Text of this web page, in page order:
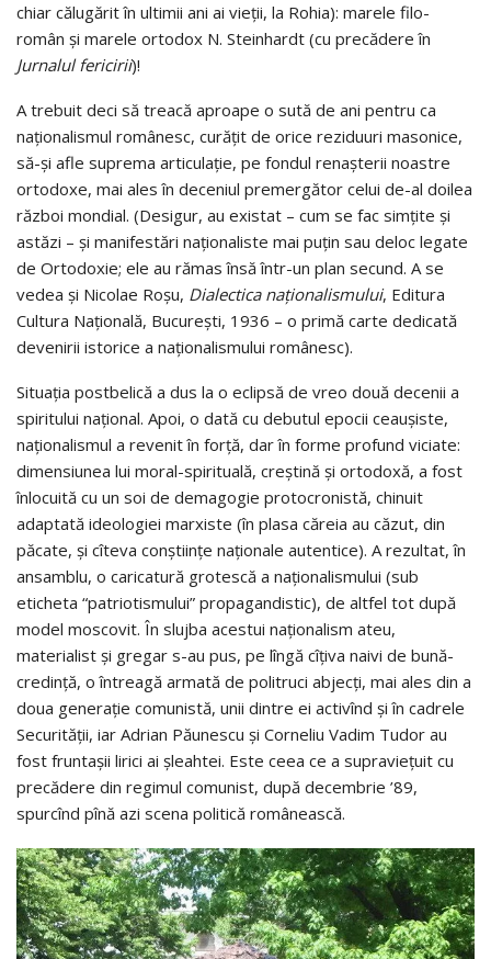
chiar călugărit în ultimii ani ai vieţii, la Rohia): marele filo-
român şi marele orto­dox N. Stein­hardt (cu precădere în
Jurnalul fericirii)!
A trebuit deci să treacă aproape o sută de ani pentru ca
naţionalismul românesc, curăţit de orice reziduuri maso­nice,
să-şi afle suprema articulaţie, pe fondul renaşterii noas­tre
ortodoxe, mai ales în deceniul premergător celui de-al doilea
război mondial. (Desigur, au existat – cum se fac sim­ţite şi
astăzi – şi manifestări naţionaliste mai puţin sau deloc legate
de Ortodoxie; ele au rămas însă într-un plan secund. A se
vedea şi Nico­lae Roşu, Dialectica naţi­o­nalismului, Editura
Cultura Naţională, Bucureşti, 1936 – o pri­mă car­te de­dicată
devenirii istorice a naţionalismului românesc).
Situaţia postbelică a dus la o eclipsă de vreo două de­cenii a
spiritului naţional. Apoi, o dată cu debutul epocii ceau­şiste,
naţionalismul a revenit în forţă, dar în forme pro­fund viciate:
dimensiunea lui moral-spirituală, creştină şi orto­doxă, a fost
înlocuită cu un soi de demagogie pro­to­­cronistă, chinuit
adaptată ideologiei marxiste (în plasa căreia au căzut, din
păcate, şi cîteva conştiinţe naţionale autentice). A rezultat, în
ansamblu, o ca­ri­catură grotescă a naţionalis­mului (sub
eticheta “patriotismului” propagan­dis­tic), de alt­fel tot după
model moscovit. În slujba aces­tui naţionalism ateu,
materialist şi gregar s-au pus, pe lîn­gă cîţiva naivi de bună-
credinţă, o întreagă armată de po­li­truci abjecţi, mai ales din a
doua generaţie comunistă, unii dintre ei activînd şi în cadrele
Securităţii, iar Adrian Păunescu şi Corneliu Vadim Tudor au
fost fruntaşii lirici ai şleahtei. Este ceea ce a supra­vieţuit cu
precădere din regimul comunist, după decembrie ’89,
spurcînd pînă azi scena politică românească.